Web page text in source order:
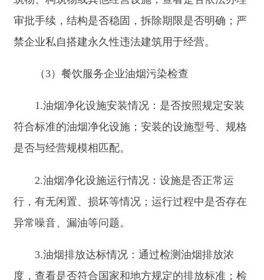
4.强化信息公开：按照“谁检查、谁公开”的原
行为的企业，列入“黑名单”，实施联合惩戒。
附件：阿合奇县住房和城乡建设局涉企行政执
阿合奇县住房和城乡建设局
2025年8月4日
阿合奇县住房和城乡建
号
事项类
型